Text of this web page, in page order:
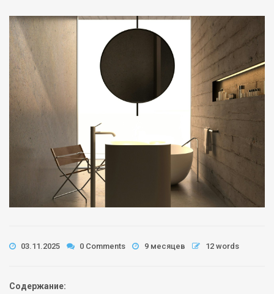
03.11.2025 0 Comments 9 месяцев 12 words
Содержание: